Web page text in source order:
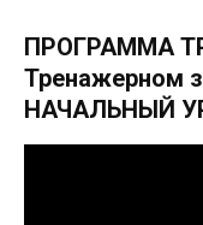
ПРОГРАММА
Тренажерном
НАЧАЛЬНЫЙ